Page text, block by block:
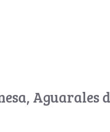
Aguarales